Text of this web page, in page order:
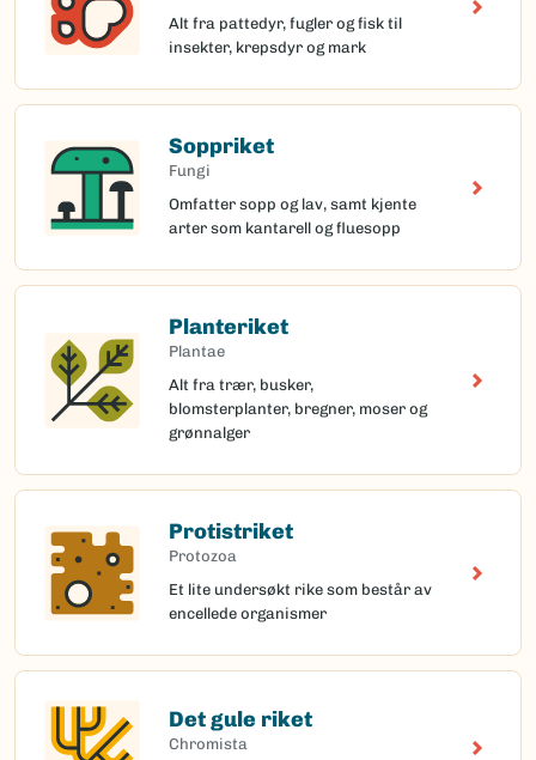
Alt fra pattedyr, fugler og fisk til
insekter, krepsdyr og mark
Soppriket
Fungi
Omfatter sopp og lav, samt kjente
arter som kantarell og fluesopp
Planteriket
Plantae
Alt fra trær, busker,
blomsterplanter, bregner, moser og
grønnalger
Protistriket
Protozoa
Et lite undersøkt rike som består av
encellede organismer
Det gule riket
Chromista